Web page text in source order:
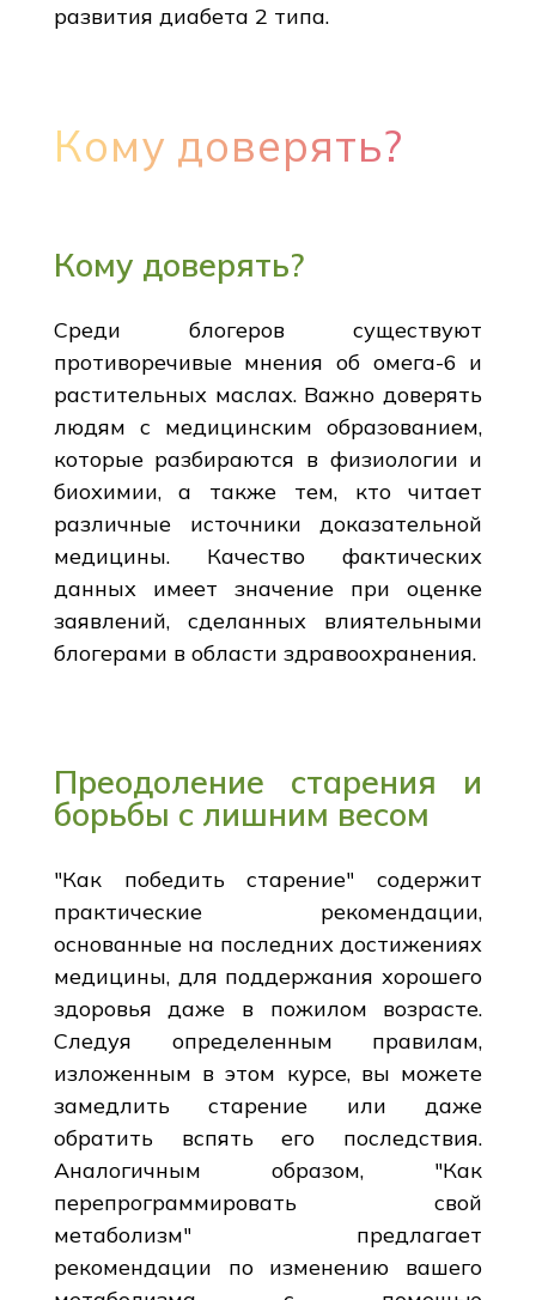
развития диабета 2 типа.
Кому доверять?
Кому доверять?
Среди блогеров существуют
противоречивые мнения об омега-6 и
растительных маслах. Важно доверять
людям с медицинским образованием,
которые разбираются в физиологии и
биохимии, а также тем, кто читает
различные источники доказательной
медицины. Качество фактических
данных имеет значение при оценке
заявлений, сделанных влиятельными
блогерами в области здравоохранения.
Преодоление старения и
борьбы с лишним весом
"Как победить старение" содержит
практические рекомендации,
основанные на последних достижениях
медицины, для поддержания хорошего
здоровья даже в пожилом возрасте.
Следуя определенным правилам,
изложенным в этом курсе, вы можете
замедлить старение или даже
обратить вспять его последствия.
Аналогичным образом, "Как
перепрограммировать свой
метаболизм" предлагает
рекомендации по изменению вашего